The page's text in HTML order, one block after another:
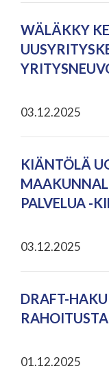
WÄLÄKKY
03.12.2025
KIÄNTÖLÄ
PALVELUA -
03.12.2025
DRAFT-
01.12.2025